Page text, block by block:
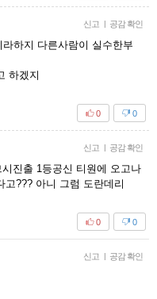
신고 공감 확인
하지 다른사람이 실수한부
하겠지
0
0
신고 공감 확인
진출 1등공신 티원에 오고나
??? 아니 그럼 도란데리
0
0
신고 공감 확인